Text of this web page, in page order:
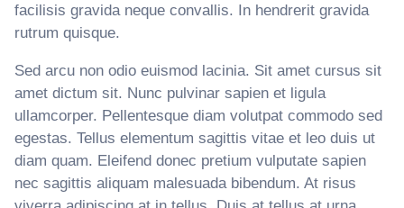
facilisis gravida neque convallis. In hendrerit gravida
rutrum quisque.
Sed arcu non odio euismod lacinia. Sit amet cursus sit
amet dictum sit. Nunc pulvinar sapien et ligula
ullamcorper. Pellentesque diam volutpat commodo sed
egestas. Tellus elementum sagittis vitae et leo duis ut
diam quam. Eleifend donec pretium vulputate sapien
nec sagittis aliquam malesuada bibendum. At risus